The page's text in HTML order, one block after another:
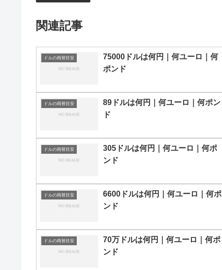
関連記事
ドルの両替目安
75000ドルは何円｜何ユーロ｜何
ポンド
ドルの両替目安
89ドルは何円｜何ユーロ｜何ポン
ド
ドルの両替目安
305ドルは何円｜何ユーロ｜何ポ
ンド
ドルの両替目安
6600ドルは何円｜何ユーロ｜何ポ
ンド
ドルの両替目安
70万ドルは何円｜何ユーロ｜何ポ
ンド